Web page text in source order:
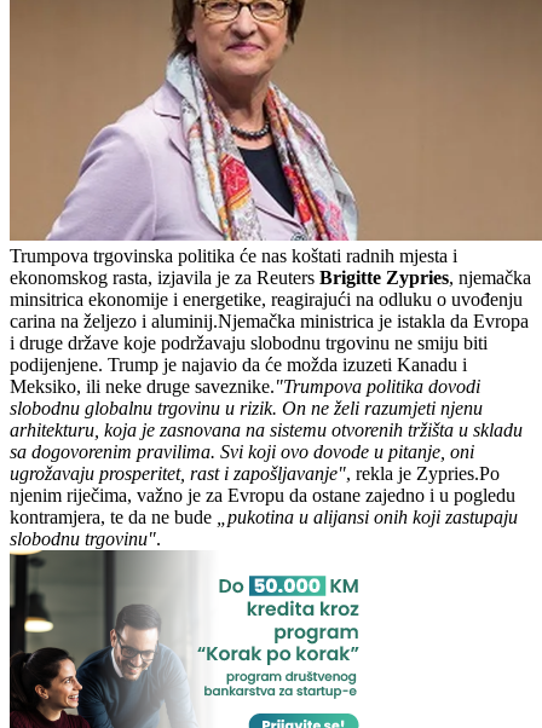
Trumpova trgovinska politika će nas koštati radnih mjesta i
ekonomskog rasta, izjavila je za Reuters Brigitte Zypries, njemačka
minsitrica ekonomije i energetike, reagirajući na odluku o uvođenju
carina na željezo i aluminij.Njemačka ministrica je istakla da Evropa
i druge države koje podržavaju slobodnu trgovinu ne smiju biti
podijenjene. Trump je najavio da će možda izuzeti Kanadu i
Meksiko, ili neke druge saveznike."Trumpova politika dovodi
slobodnu globalnu trgovinu u rizik. On ne želi razumjeti njenu
arhitekturu, koja je zasnovana na sistemu otvorenih tržišta u skladu
sa dogovorenim pravilima. Svi koji ovo dovode u pitanje, oni
ugrožavaju prosperitet, rast i zapošljavanje", rekla je Zypries.Po
njenim riječima, važno je za Evropu da ostane zajedno i u pogledu
kontramjera, te da ne bude
„pukotina u alijansi onih koji zastupaju
slobodnu trgovinu".